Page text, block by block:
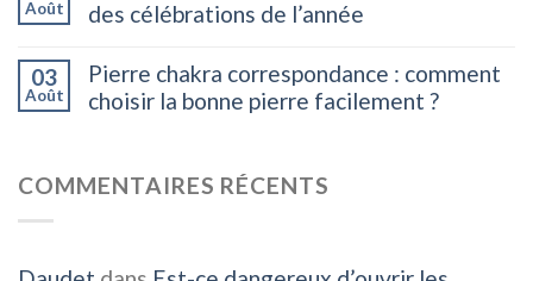
Août
des célébrations de l’année
03
Août
Pierre chakra correspondance : comment
choisir la bonne pierre facilement ?
COMMENTAIRES RÉCENTS